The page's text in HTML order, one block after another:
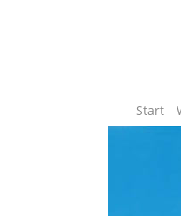
Zum
Inhalt
Start